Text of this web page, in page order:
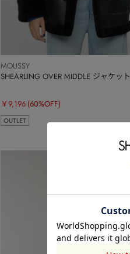
MOUSSY
SHEARLING OVER MIDDLE ジャケット
￥9,196 (60%OFF)
OUTLET